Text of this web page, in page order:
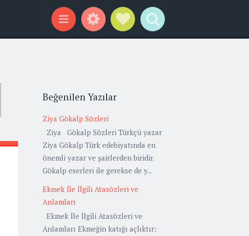
Menu WidgetsSocial Links
Search
Beğenilen Yazılar
Ziya Gökalp Sözleri
Ziya Gökalp Sözleri Türkçü yazar
Ziya Gökalp Türk edebiyatında en
önemli yazar ve şairlerden biridir.
Gökalp eserleri ile gerekse de y...
Ekmek İle İlgili Atasözleri ve
Anlamları
Ekmek İle İlgili Atasözleri ve
Anlamları Ekmeğin katığı açlıktır: